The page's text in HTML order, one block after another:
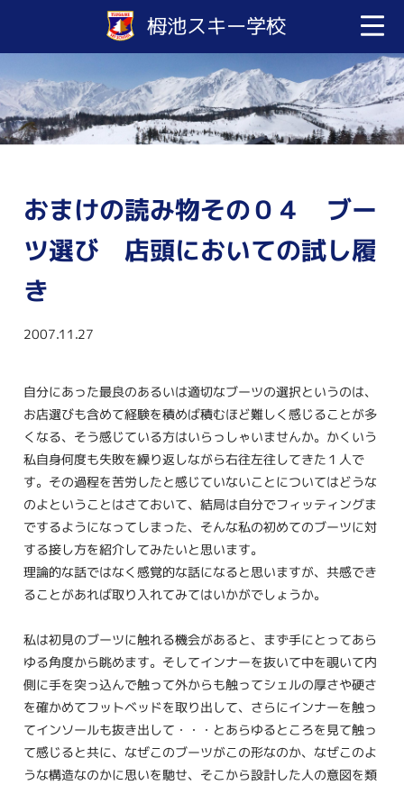
栂池スキー学校
おまけの読み物その０４ ブー
ツ選び 店頭においての試し履
き
2007.11.27
自分にあった最良のあるいは適切なブーツの選択というのは、
お店選びも含めて経験を積めば積むほど難しく感じることが多
くなる、そう感じている方はいらっしゃいませんか。かくいう
私自身何度も失敗を繰り返しながら右往左往してきた１人で
す。その過程を苦労したと感じていないことについてはどうな
のよということはさておいて、結局は自分でフィッティングま
でするようになってしまった、そんな私の初めてのブーツに対
する接し方を紹介してみたいと思います。
理論的な話ではなく感覚的な話になると思いますが、共感でき
ることがあれば取り入れてみてはいかがでしょうか。
私は初見のブーツに触れる機会があると、まず手にとってあら
ゆる角度から眺めます。そしてインナーを抜いて中を覗いて内
側に手を突っ込んで触って外からも触ってシェルの厚さや硬さ
を確かめてフットベッドを取り出して、さらにインナーを触っ
てインソールも抜き出して・・・とあらゆるところを見て触っ
て感じると共に、なぜこのブーツがこの形なのか、なぜこのよ
うな構造なのかに思いを馳せ、そこから設計した人の意図を類